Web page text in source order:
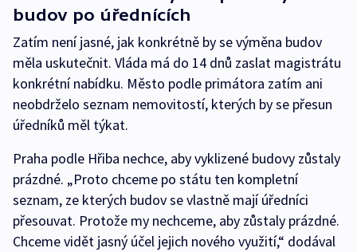
budov po úřednících
Zatím není jasné, jak konkrétně by se výměna budov
měla uskutečnit. Vláda má do 14 dnů zaslat magistrátu
konkrétní nabídku. Město podle primátora zatím ani
neobdrželo seznam nemovitostí, kterých by se přesun
úředníků měl týkat.
Praha podle Hřiba nechce, aby vyklizené budovy zůstaly
prázdné. „Proto chceme po státu ten kompletní
seznam, ze kterých budov se vlastně mají úředníci
přesouvat. Protože my nechceme, aby zůstaly prázdné.
Chceme vidět jasný účel jejich nového využití,“ dodával